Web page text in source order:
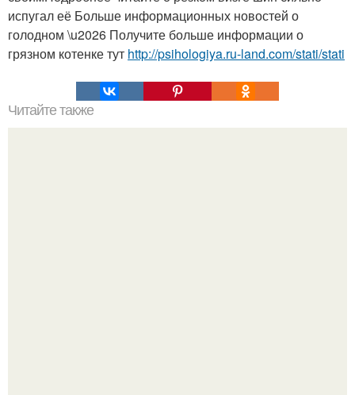
испугал её Больше информационных новостей о
голодном \u2026 Получите больше информации о
грязном котенке тут http://psihologiya.ru-land.com/stati/stati
Читайте также